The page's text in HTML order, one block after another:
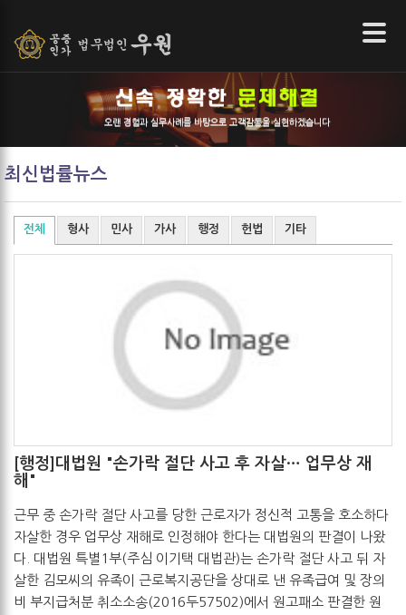
오랜 경험과 실무사례를 바탕으로 고객감동을 실현하겠습니다
최신법률뉴스
전체 형사 민사 가사 행정 헌법 기타
[행정]대법원 "손가락 절단 사고 후 자살… 업무상 재
해"
근무 중 손가락 절단 사고를 당한 근로자가 정신적 고통을 호소하다
자살한 경우 업무상 재해로 인정해야 한다는 대법원의 판결이 나왔
다. 대법원 특별1부(주심 이기택 대법관)는 손가락 절단 사고 뒤 자
살한 김모씨의 유족이 근로복지공단을 상대로 낸 유족급여 및 장의
비 부지급처분 취소소송(2016두57502)에서 원고패소 판결한 원